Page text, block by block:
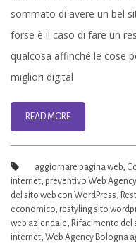
–
Rifacimento
Siti
Internet
Bologna
sommato di avere un bel
forse è il caso di fare un
qualcosa affinché le cose
migliori digital
READ MORE
aggiornare pagina web,
internet, preventivo Web
del sito web con WordPress,
economico, restyling sito
web aziendale, Rifacimento del
internet, Web Agency Bologna